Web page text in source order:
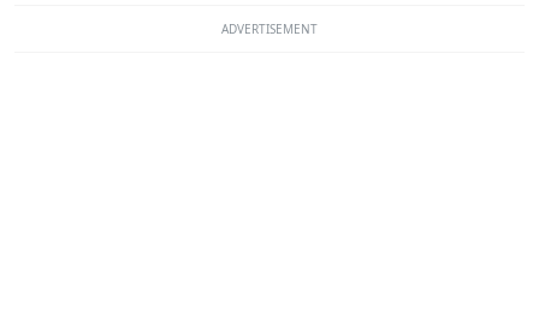
ADVERTISEMENT